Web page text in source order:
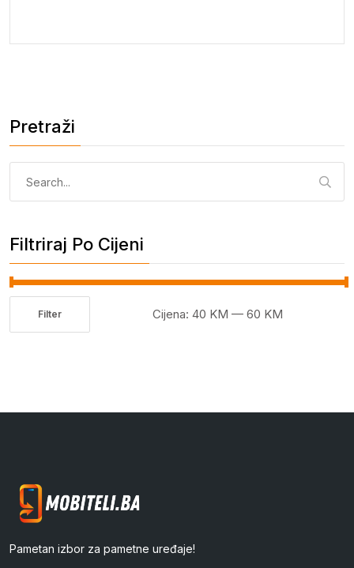
Pretraži
Filtriraj Po Cijeni
Filter Cijena: 40 KM — 60 KM
Pametan izbor za pametne uređaje!